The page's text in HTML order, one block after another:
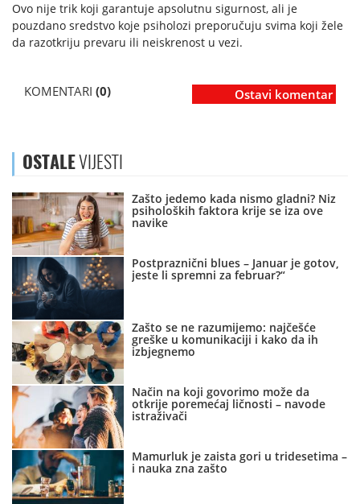
Ovo nije trik koji garantuje apsolutnu sigurnost, ali je
pouzdano sredstvo koje psiholozi preporučuju svima koji žele
da razotkriju prevaru ili neiskrenost u vezi.
KOMENTARI (0) Ostavi komentar
OSTALEVIJESTI
Zašto jedemo kada nismo gladni? Niz
psiholoških faktora krije se iza ove
navike
Postpraznični blues – Januar je gotov,
jeste li spremni za februar?“
Zašto se ne razumijemo: najčešće
greške u komunikaciji i kako da ih
izbjegnemo
Način na koji govorimo može da
otkrije poremećaj ličnosti – navode
istraživači
Mamurluk je zaista gori u tridesetima –
i nauka zna zašto